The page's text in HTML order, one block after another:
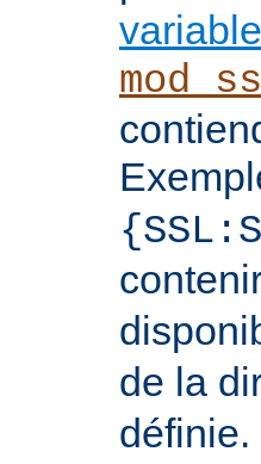
de la
définie.